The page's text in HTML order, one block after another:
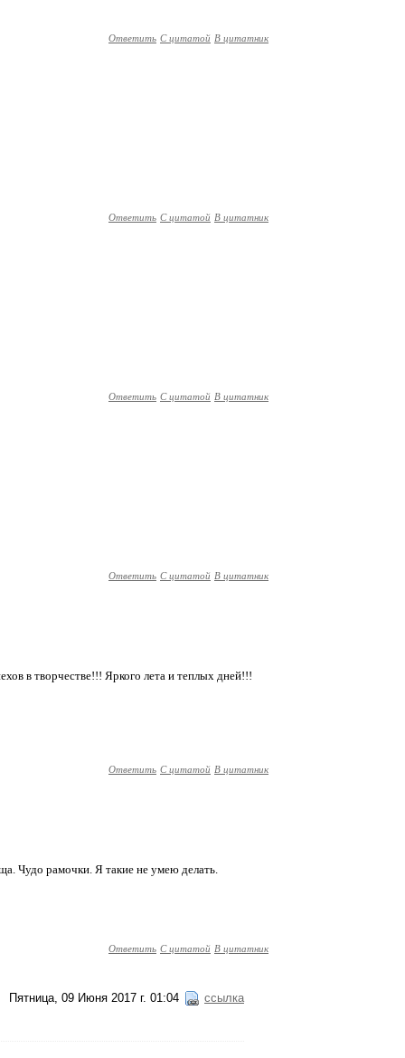
Ответить С цитатой В цитатник
Ответить С цитатой В цитатник
Ответить С цитатой В цитатник
Ответить С цитатой В цитатник
в творчестве!!! Яркого лета и теплых дней!!!
Ответить С цитатой В цитатник
Чудо рамочки. Я такие не умею делать.
Ответить С цитатой В цитатник
Пятница, 09 Июня 2017 г. 01:04 ссылка